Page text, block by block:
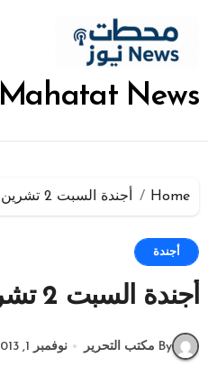
المحتوى
Mahatat News
Home أجندة السبت 2 تشرين الثاني 2013
أجندة
أجندة السبت 2 تشرين الثاني 2013
By مكتب التحرير نوفمبر 1, 2013